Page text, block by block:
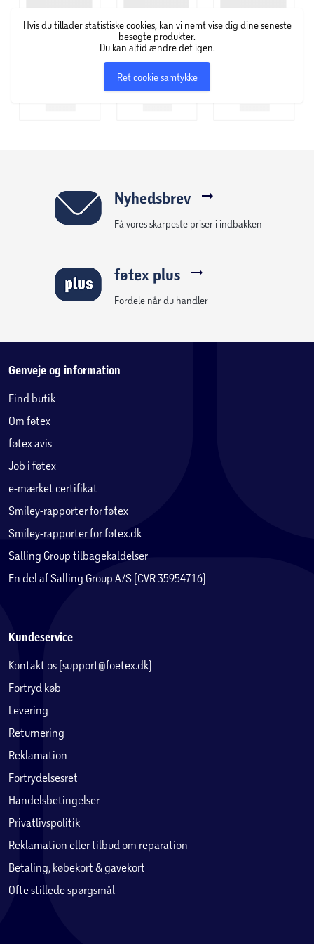
Hvis du tillader statistiske cookies, kan vi nemt vise dig dine seneste
besøgte produkter.
Du kan altid ændre det igen.
Ret cookie samtykke
Nyhedsbrev
Få vores skarpeste priser i indbakken
føtex plus
Fordele når du handler
Genveje og information
Find butik
Om føtex
føtex avis
Job i føtex
e-mærket certifikat
Smiley-rapporter for føtex
Smiley-rapporter for føtex.dk
Salling Group tilbagekaldelser
En del af Salling Group A/S (CVR 35954716)
Kundeservice
Kontakt os (support@foetex.dk)
Fortryd køb
Levering
Returnering
Reklamation
Fortrydelsesret
Handelsbetingelser
Privatlivspolitik
Reklamation eller tilbud om reparation
Betaling, købekort & gavekort
Ofte stillede spørgsmål